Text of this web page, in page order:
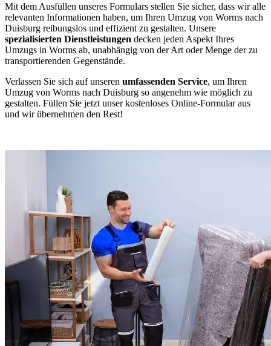
Mit dem Ausfüllen unseres Formulars stellen Sie sicher, dass wir alle
relevanten Informationen haben, um Ihren Umzug von Worms nach
Duisburg reibungslos und effizient zu gestalten. Unsere
spezialisierten Dienstleistungen decken jeden Aspekt Ihres
Umzugs in Worms ab, unabhängig von der Art oder Menge der zu
transportierenden Gegenstände.
Verlassen Sie sich auf unseren umfassenden Service, um Ihren
Umzug von Worms nach Duisburg so angenehm wie möglich zu
gestalten. Füllen Sie jetzt unser kostenloses Online-Formular aus
und wir übernehmen den Rest!